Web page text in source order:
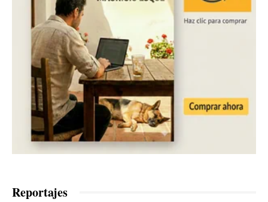
Reportajes